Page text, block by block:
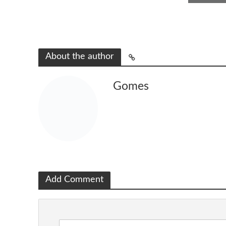
About the author
Gomes
Add Comment